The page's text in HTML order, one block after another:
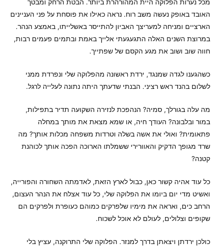
מכל נערות הפלוקה היית המהורהרת ביותר. הבטת הרחק ומבטך
האובד באופק נעשה משב רוח. נראה כאילו את פוסחת על פני העניינים
הארציים ומניחה למעריצך האביון להתייסר באשלייתו, באמצע הנהר.
במרוצת השנים האלה התגעגעתי אלייך באמת ובתמים פעמים רבות,
חווה שוב ושוב את מגע הקסם של שפתייך.
כשהגענו לגדה שמנגד, ירדת ראשונה מהפלוקה שלי ונפרדת ממני
לשלום בהנד ראש רציני. הבנתי שדעתך היתה נתונה לעלייה לרגל.
מה עלה בגורלך, סמיה? הנהפכת לנזירה השקועה תדיר בתפילות,
במור ובלבונה? העודך חיה, או שמא מצאת את מותך במחלה
פתאומית? ואולי את אשה בשלה וטרדות משפחה מכלות אותך? מה
שרד מגופך הדקיק והאוורירי ששמלתו הארוכה הפכה אותך לכוהנת
קטנה?
כל עוד אהיה קשור כאן, כבול לארץ הזאת, לאדמתה השחורה והפורייה,
ואשיט מדי יום ביומו את הפלוקה שלי, כל עוד אצלח את הנהר העצום,
הרחב כים, ואראה את מימיו שלפרקים כמוהם כעופרת ולפרקים הם
שקופים וצלולים, לעולם לא אוכל לשכוח.
כולכן ירדתן ויצאתן בדרך למנזר. הפלוקה שלי התרוקנה, עציץ בלי